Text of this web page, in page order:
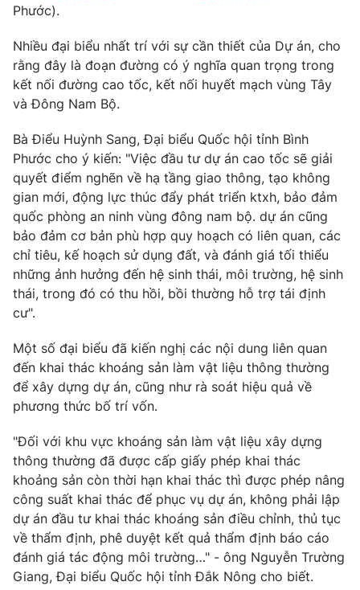
Phim VTV
Hậu trường
Nhân vật
Khán giả
Giải sao mai
Điện ảnh
Âm nhạc
Đời sống
Du lịch
Làm đẹp
Chất lượng cuộc sống
Tuyển sinh
Học trực tuyến
Công nghệ
Hitech Công nghệ tương lai
Sản phẩm
Thị trường
Tư vấn
Giao lưu trực tuyến
Lịch phát sóng
Chuyên mục khác
Emagazine Podcast
Photo Infographic
Video Shorts video
VTV Money VTV Thể thao
VTV Sức khoẻ Bất động sản
Thị trường 24h Tấm lòng Việt
Phước).
Nhiều đại biểu nhất trí với sự cần thiết của Dự án, cho
rằng đây là đoạn đường có ý nghĩa quan trọng trong
kết nối đường cao tốc, kết nối huyết mạch vùng Tây
và Đông Nam Bộ.
Bà Điểu Huỳnh Sang, Đại biểu Quốc hội tỉnh Bình
Phước cho ý kiến: "Việc đầu tư dự án cao tốc sẽ giải
quyết điểm nghẽn về hạ tầng giao thông, tạo không
gian mới, động lực thúc đẩy phát triển ktxh, bảo đảm
quốc phòng an ninh vùng đông nam bộ. dự án cũng
bảo đảm cơ bản phù hợp quy hoạch có liên quan, các
chỉ tiêu, kế hoạch sử dụng đất, và đánh giá tối thiểu
những ảnh hưởng đến hệ sinh thái, môi trường, hệ sinh
thái, trong đó có thu hồi, bồi thường hỗ trợ tái định
cư".
Một số đại biểu đã kiến nghị các nội dung liên quan
đến khai thác khoáng sản làm vật liệu thông thường
để xây dựng dự án, cũng như rà soát hiệu quả về
phương thức bố trí vốn.
"Đối với khu vực khoáng sản làm vật liệu xây dựng
thông thường đã được cấp giấy phép khai thác
khoảng sản còn thời hạn khai thác thì được phép nâng
công suất khai thác để phục vụ dự án, không phải lập
dự án đầu tư khai thác khoáng sản điều chỉnh, thủ tục
về thẩm định, phê duyệt kết quả thẩm định báo cáo
đánh giá tác động môi trường…" - ông Nguyễn Trường
Giang, Đại biểu Quốc hội tỉnh Đắk Nông cho biết.